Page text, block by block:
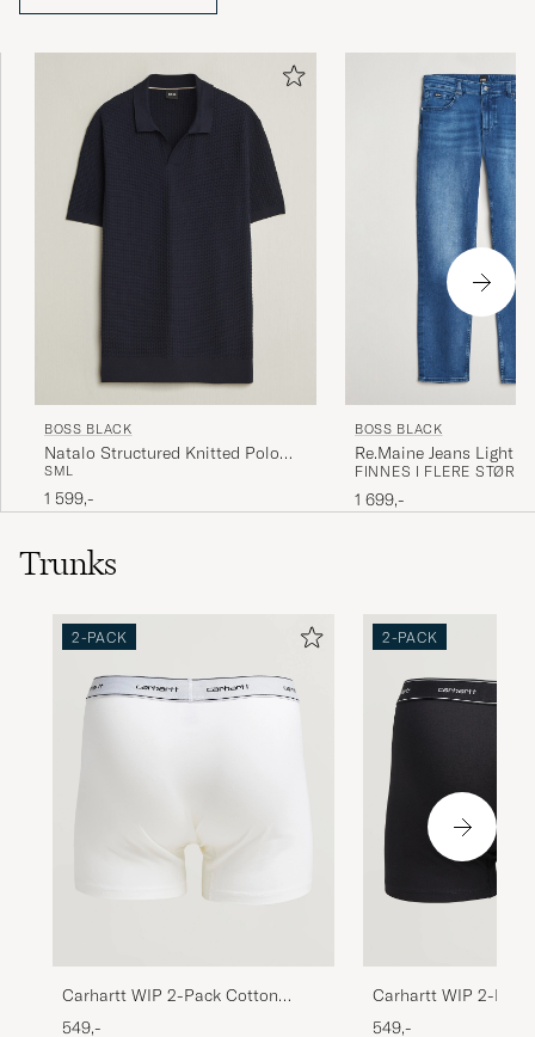
BOSS BLACK
Natalo Structured Knitted Polo
Dark Blue
SML
1 599,-
BOSS BLACK
Re.Maine Jeans Light
FINNES I FLERE
1 699,-
Trunks
2-PACK
Carhartt WIP 2-Pack Cotton
Trunks White
549,-
2-PACK
Carhartt WIP 2-
Trunks Black
549,-